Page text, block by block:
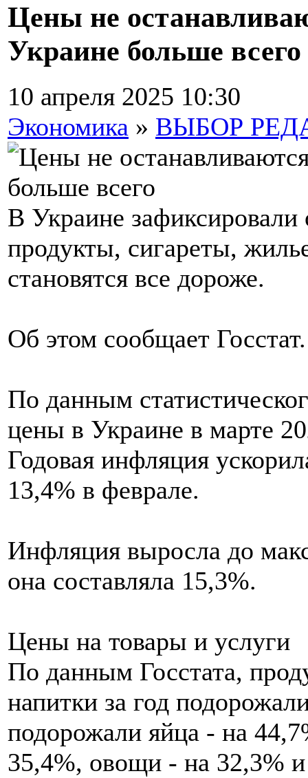
Цены не
Украине больше всего
10 апреля 2025 10:30
Экономика » ВЫБОР
В Украине зафиксировали
продукты, сигареты,
становятся все дороже.
Об этом сообщает Госстат.
По данным
цены в Украине в марте
Годовая инфляция
13,4% в феврале.
Инфляция выросла до
она составляла 15,3%.
Цены на товары и услуги
По данным Госстата,
напитки за год
подорожали яйца - на
35,4%, овощи - на 32,3%